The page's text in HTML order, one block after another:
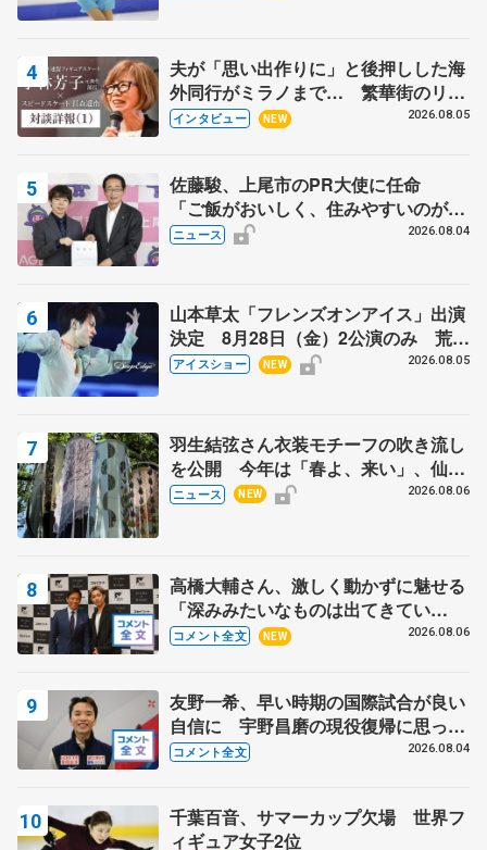
夫が「思い出作りに」と後押しした海
外同行がミラノまで… 繁華街のリン
クでは不良のお兄さんも味方に 小林
インタビュー NEW 2026.08.05
佐藤駿、上尾市のPR大使に任命
「ご飯がおいしく、住みやすいのが魅
力」
ニュース 2026.08.04
山本草太「フレンズオンアイス」出演
決定 8月28日（金）2公演のみ 荒川
静香さんプロデュース、20周年のアイ
アイスショー NEW 2026.08.05
羽生結弦さん衣装モチーフの吹き流し
を公開 今年は「春よ、来い」、仙台
の瑞鳳殿
ニュース NEW 2026.08.06
高橋大輔さん、激しく動かずに魅せる
「深みみたいなものは出てきてい
る？」 〝兄さん〟と慕うレジェンド
コメント全文 NEW 2026.08.06
友野一希、早い時期の国際試合が良い
自信に 宇野昌磨の現役復帰に思って
いること 【アジアンオープントロフ
コメント全文 2026.08.04
千葉百音、サマーカップ欠場 世界フ
ィギュア女子2位